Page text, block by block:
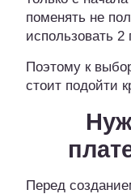
поменять не
использовать 2
Поэтому к
стоит подойти
Перед